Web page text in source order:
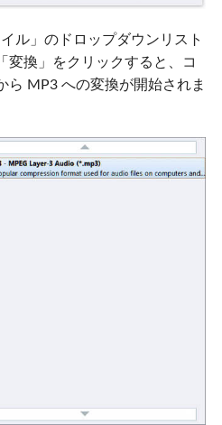
イル」のドロップダウンリスト
変換」をクリックすると、コ
ら MP3 への変換が開始されま